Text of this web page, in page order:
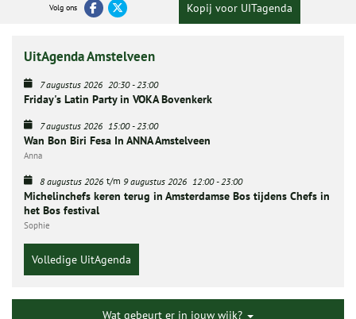
Volg ons Kopij voor UITagenda
UitAgenda Amstelveen
7 augustus 2026 20:30-23:00
Friday's Latin Party in VOKA Bovenkerk
7 augustus 2026 15:00-23:00
Wan Bon Biri Fesa In ANNA Amstelveen
Anna
8 augustus 2026 t/m 9 augustus 2026 12:00-23:00
Michelinchefs keren terug in Amsterdamse Bos tijdens Chefs in
het Bos festival
Sophie
Volledige UitAgenda
Wat gebeurt er in jouw wijk?